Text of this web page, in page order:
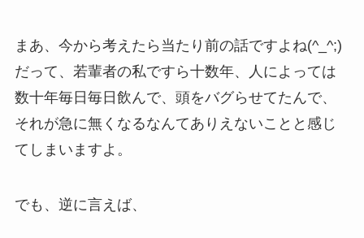
まあ、今から考えたら当たり前の話ですよね(^_^;)
だって、若輩者の私ですら十数年、人によっては
数十年毎日毎日飲んで、頭をバグらせてたんで、
それが急に無くなるなんてありえないことと感じ
てしまいますよ。
でも、逆に言えば、